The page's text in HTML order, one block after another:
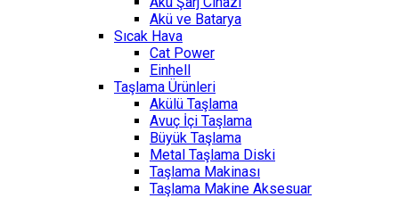
Akü ve Batarya
Sıcak Hava
Cat Power
Einhell
Taşlama Ürünleri
Akülü Taşlama
Avuç İçi Taşlama
Büyük Taşlama
Metal Taşlama Diski
Taşlama Makinası
Taşlama Makine Aksesuar